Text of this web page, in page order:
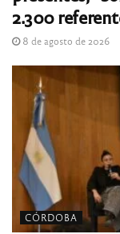
2.300
8 de agosto de 2026
CÓRDOBA